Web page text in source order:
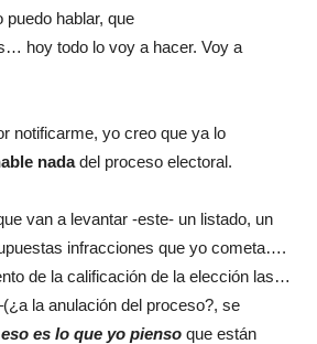
puedo hablar, que
hoy todo lo voy a hacer. Voy a
notificarme, yo creo que ya lo
nadadel proceso electoral.
van a levantar -este- un listado, un
infracciones que yo cometa….
de la calificación de la elección las…
la anulación del proceso?, se
eso es lo que yo pienso que están